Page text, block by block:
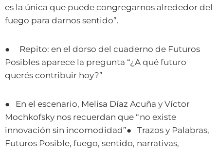
es la única que puede congregarnos alrededor del
fuego para darnos sentido”.
● Repito: en el dorso del cuaderno de Futuros
Posibles aparece la pregunta “¿A qué futuro
querés contribuir hoy?”
● En el escenario, Melisa Díaz Acuña y Víctor
Mochkofsky nos recuerdan que “no existe
innovación sin incomodidad”● Trazos y Palabras,
Futuros Posible, fuego, sentido, narrativas,